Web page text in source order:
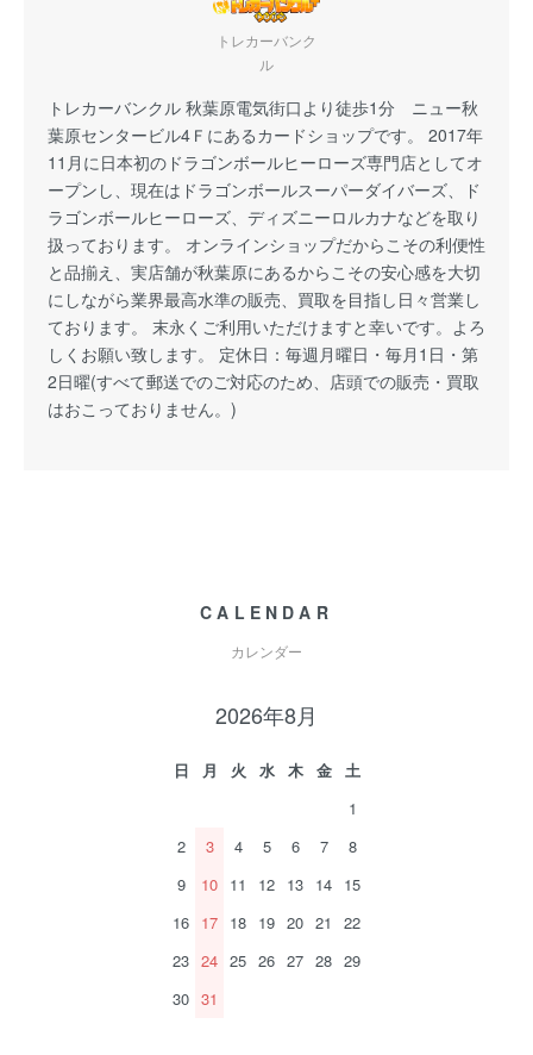
トレカーバンク
ル
トレカーバンクル 秋葉原電気街口より徒歩1分 ニュー秋
葉原センタービル4Ｆにあるカードショップです。 2017年
11月に日本初のドラゴンボールヒーローズ専門店としてオ
ープンし、現在はドラゴンボールスーパーダイバーズ、ド
ラゴンボールヒーローズ、ディズニーロルカナなどを取り
扱っております。 オンラインショップだからこその利便性
と品揃え、実店舗が秋葉原にあるからこその安心感を大切
にしながら業界最高水準の販売、買取を目指し日々営業し
ております。 末永くご利用いただけますと幸いです。よろ
しくお願い致します。 定休日：毎週月曜日・毎月1日・第
2日曜(すべて郵送でのご対応のため、店頭での販売・買取
はおこっておりません。)
CALENDAR
カレンダー
2026年8月
日 月 火 水 木 金
土
1
2
3 4 5 6 7
8
9
10 11 12 13 14 15
16 17 18 19 20 21
22
23 24 25 26 27 28 29
30 31